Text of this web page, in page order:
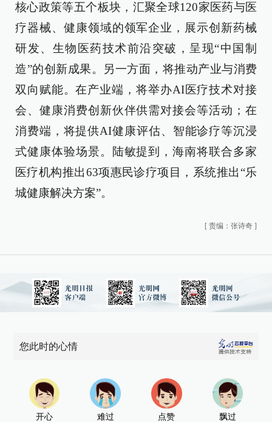
核心政策等五个板块，汇聚全球120家医药与医
疗器械、健康领域的领军企业，展示创新药械
研发、生物医药技术前沿突破，呈现“中国制
造”的创新成果。另一方面，将推动产业与消费
双向赋能。在产业端，将举办AI医疗技术对接
会、健康消费创新伙伴供需对接会等活动；在
消费端，将提供AI健康评估、智能诊疗等沉浸
式健康体验场景。陆敏提到，海南将联合多家
医疗机构推出63项惠民诊疗项目，系统推出“乐
城健康解决方案”。
[ 责编：张诗奇 ]
您此时的心情
开心 难过 点赞 飘过